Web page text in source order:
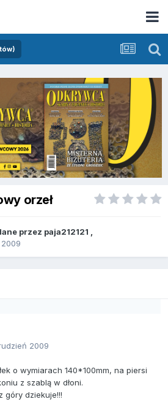
orzeł
przez paja212121
2009
o wymiarach 140*100mm, na piersi
z szablą w dłoni.
góry dziekuje!!!